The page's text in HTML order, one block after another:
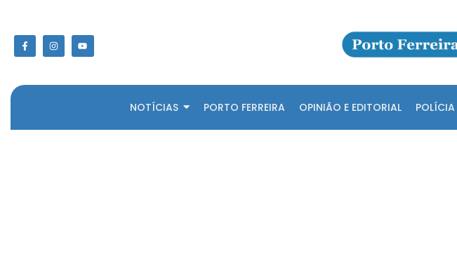
NOTÍCIAS PORTO FERREIRA OPINIÃO E EDITORIAL POLÍCIA